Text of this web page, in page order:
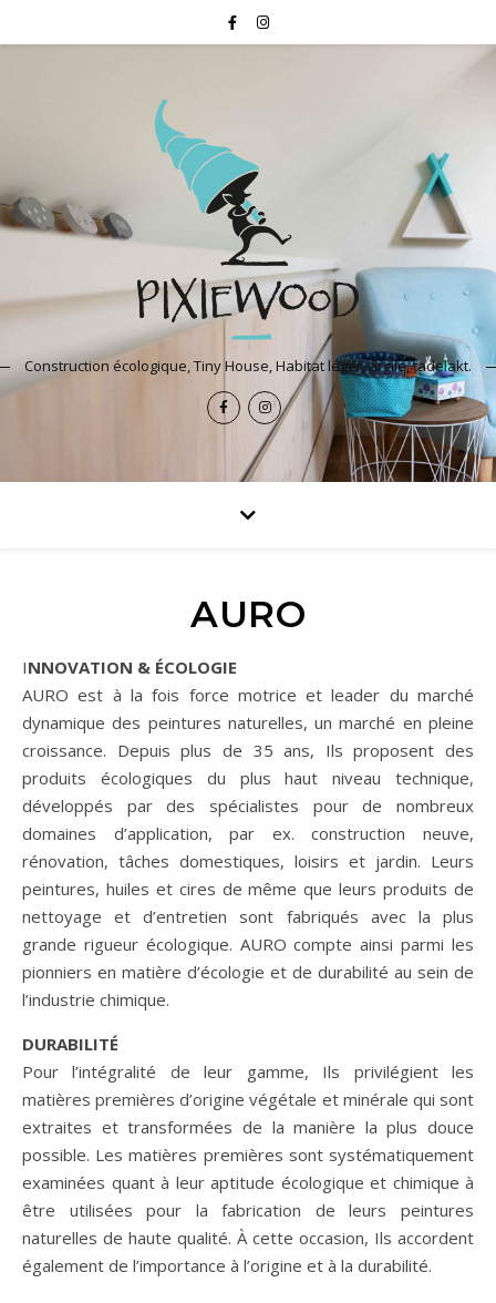
Construction écologique, Tiny House, Habitat léger, argile, tadelakt.
AURO
INNOVATION & ÉCOLOGIE
AURO est à la fois force motrice et leader du marché
dynamique des peintures naturelles, un marché en pleine
croissance. Depuis plus de 35 ans, Ils proposent des
produits écologiques du plus haut niveau technique,
développés par des spécialistes pour de nombreux
domaines d’application, par ex. construction neuve,
rénovation, tâches domestiques, loisirs et jardin. Leurs
peintures, huiles et cires de même que leurs produits de
nettoyage et d’entretien sont fabriqués avec la plus
grande rigueur écologique. AURO compte ainsi parmi les
pionniers en matière d’écologie et de durabilité au sein de
l’industrie chimique.
DURABILITÉ
Pour l’intégralité de leur gamme, Ils privilégient les
matières premières d’origine végétale et minérale qui sont
extraites et transformées de la manière la plus douce
possible. Les matières premières sont systématiquement
examinées quant à leur aptitude écologique et chimique à
être utilisées pour la fabrication de leurs peintures
naturelles de haute qualité. À cette occasion, Ils accordent
également de l’importance à l’origine et à la durabilité.